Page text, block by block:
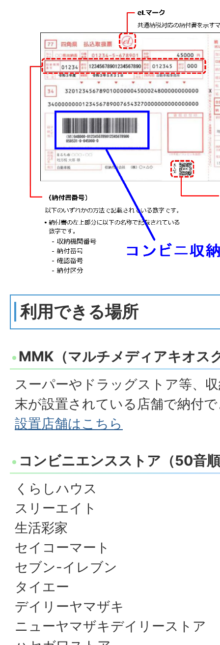
利用できる場所
MMK（マルチメディアキオス
スーパーやドラッグストア等、
末が設置されている店舗で納付
設置店舗はこちら
コンビニエンスストア（50音
くらしハウス
スリーエイト
生活彩家
セイコーマート
セブン-イレブン
タイエー
デイリーヤマザキ
ニューヤマザキデイリーストア